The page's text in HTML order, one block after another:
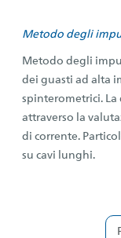
Metodo degli
Metodo degli
dei guasti ad alta
spinterometrici. La
attraverso la
di corrente.
su cavi lunghi.